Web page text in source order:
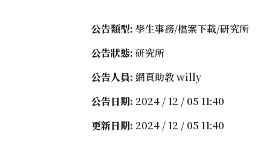
公告類型: 學生事務/檔案下載/研究所
公告狀態: 研究所
公告人員: 網頁助教 willy
公告日期: 2024 / 12 / 05 11:40
更新日期: 2024 / 12 / 05 11:40